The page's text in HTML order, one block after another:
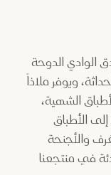
الوادي الدوحة
ويوفر ملاذاً
الشهية،
الأطباق
والأجنحة
في منتجعنا